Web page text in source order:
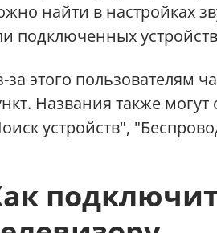
найти в настройках
подключенных
за этого пользователям
Названия также
устройств",